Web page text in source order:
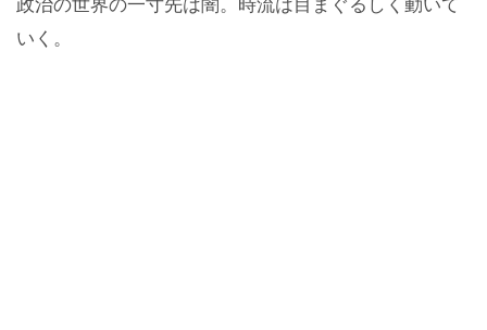
いく。